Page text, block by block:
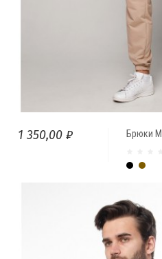
Брюки
1 350,00 ₽
Чёрный